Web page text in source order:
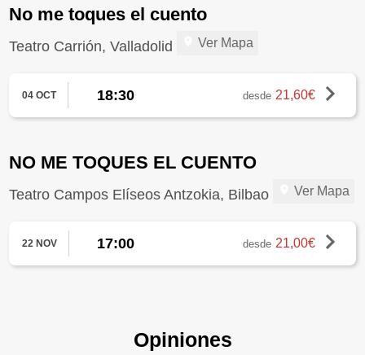
No me toques el cuento
Teatro Carrión, Valladolid Ver Mapa
04 OCT 18:30 desde 21,60€
NO ME TOQUES EL CUENTO
Teatro Campos Elíseos Antzokia, Bilbao Ver Mapa
22 NOV 17:00 desde 21,00€
Opiniones